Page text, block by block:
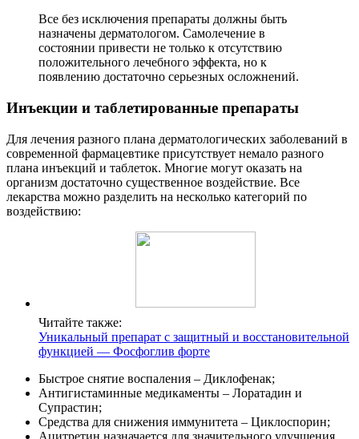
Все без исключения препараты должны быть
назначены дерматологом. Самолечение в
состоянии привести не только к отсутствию
положительного лечебного эффекта, но к
появлению достаточно серьезных осложнений.
Инъекции и таблетированные препараты
Для лечения разного плана дерматологических заболеваний в
современной фармацевтике присутствует немало разного
плана инъекций и таблеток. Многие могут оказать на
организм достаточно существенное воздействие. Все
лекарства можно разделить на несколько категорий по
воздействию:
Читайте также:
Уникальный препарат с защитный и восстановительной
функцией — Фосфоглив форте
Быстрое снятие воспаления – Диклофенак;
Антигистаминные медикаменты – Лоратадин и
Супрастин;
Средства для снижения иммунитета – Циклоспорин;
Ацитретин назначается для значительного улучшения